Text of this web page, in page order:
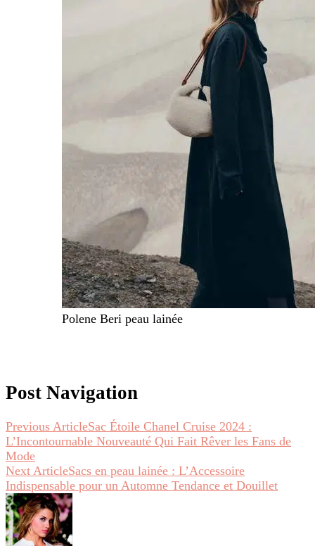
Polene Beri peau lainée
Post Navigation
Previous ArticleSac Étoile Chanel Cruise 2024 :
L’Incontournable Nouveauté Qui Fait Rêver les Fans de
Mode
Next ArticleSacs en peau lainée : L’Accessoire
Indispensable pour un Automne Tendance et Douillet